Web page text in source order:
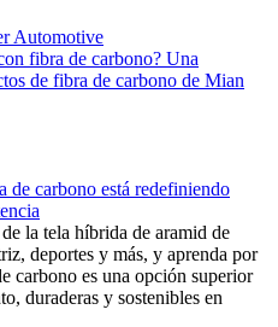
fibra de carbono? Una
de fibra de carbono de Mian
de carbono está redefiniendo
la tela híbrida de aramid de
deportes y más, y aprenda por
carbono es una opción superior
duraderas y sostenibles en